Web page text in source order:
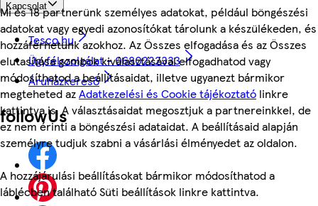
Mi és 18 partnerünk személyes adatokat, például böngészési
adatokat vagy egyedi azonosítókat tárolunk a készülékeden, és
hozzáférhetünk azokhoz. Az Összes elfogadása és az Összes
elutasítása gombok kiválasztásával elfogadhatod vagy
módosíthatod a beállításaidat, illetve ugyanezt bármikor
megteheted azAdatkezelési és Cookie tájékoztató linkre
kattintva is. A választásaidat megosztjuk a partnereinkkel, de
ez nem érinti a böngészési adataidat. A beállításaid alapján
személyre tudjuk szabni a vásárlási élményedet az oldalon.
A hozzájárulási beállításokat bármikor módosíthatod a
láblécben található Süti beállítások linkre kattintva.
Kapcsolat
Tesco.hu
Ügyfélszolgálat - 0680222333
Áruházkereső
followUs